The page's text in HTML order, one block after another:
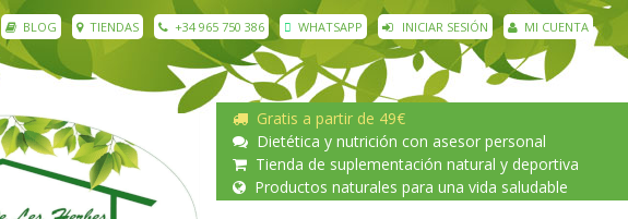
BLOG TIENDAS +34 965 750 386 WHATSAPP INICIAR SESIÓN MI CUENTA
Gratis a partir de 49€
Dietética y nutrición con asesor personal
Tienda de suplementación natural y deportiva
Productos naturales para una vida saludable